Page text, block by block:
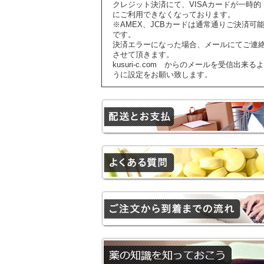
クレジット決済にて、VISAカードが一時的
にご利用できなくなっております。
※AMEX、JCBカードは通常通りご決済可能
です。
決済エラーになった場合、メールにてご連
させて頂きます。
kusuri-c.com からのメールを受信出来るよ
うに設定をお願い致します。